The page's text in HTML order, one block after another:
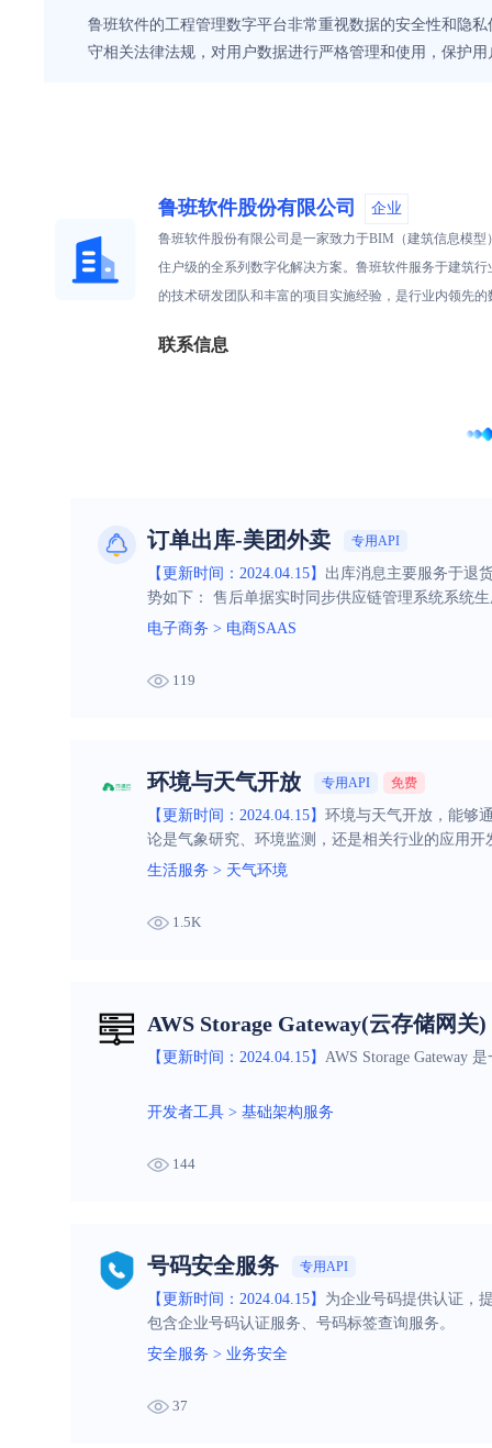
鲁班软件的工程管理数字平台非常重视数据的安全性和隐
守相关法律法规，对用户数据进行严格管理和使用，保护
鲁班软件股份有限公司 企业
鲁班软件股份有限公司是一家致力于BIM（建筑信息模
住户级的全系列数字化解决方案。鲁班软件服务于建筑
的技术研发团队和丰富的项目实施经验，是行业内领先
联系信息
订单出库-美团外卖 专用API
【更新时间：2024.04.15】 出库消息主要服务于退
势如下： 售后单据实时同步供应链管理系统系统
电子商务 > 电商SAAS
119
环境与天气开放 专用API 免费
【更新时间：2024.04.15】 环境与天气开放，能够
论是气象研究、环境监测，还是相关行业的应用
生活服务 > 天气环境
1.5K
AWS Storage Gateway(云存储网关)
【更新时间：2024.04.15】 AWS Storage Gateway
开发者工具 > 基础架构服务
144
号码安全服务 专用API
【更新时间：2024.04.15】 为企业号码提供认证，
包含企业号码认证服务、号码标签查询服务。
安全服务 > 业务安全
37